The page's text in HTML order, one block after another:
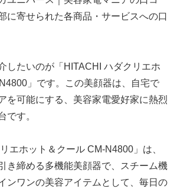
に寄せられた各商品・サービスへの口
したいのが「HITACHI ハダクリエホ
」です。この美顔器は、自宅で
を可能にする、美容家電愛好家に熱烈
です。
エホット＆クール CM-N4800」は、
き締める多機能美顔器で、スチーム機
ンワンの美容アイテムとして、毎日の